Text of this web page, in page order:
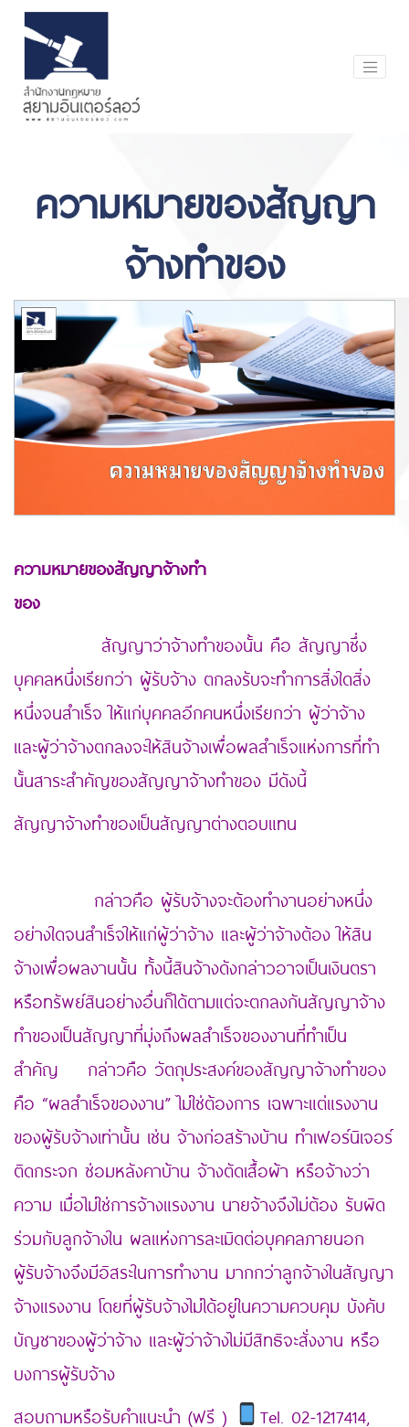
ความหมายของสัญญา
จ้างทำของ
ความหมายของสัญญาจ้างทำ
ของ
สัญญาว่าจ้างทำของนั้น คือ สัญญาซึ่ง
บุคคลหนึ่งเรียกว่า ผู้รับจ้าง ตกลงรับจะทำการสิ่งใดสิ่ง
หนึ่งจนสำเร็จ ให้แก่บุคคลอีกคนหนึ่งเรียกว่า ผู้ว่าจ้าง
และผู้ว่าจ้างตกลงจะให้สินจ้างเพื่อผลสำเร็จแห่งการที่ทำ
นั้นสาระสำคัญของสัญญาจ้างทำของ มีดังนี้
สัญญาจ้างทำของเป็นสัญญาต่างตอบแทน
กล่าวคือ ผู้รับจ้างจะต้องทำงานอย่างหนึ่ง
อย่างใดจนสำเร็จให้แก่ผู้ว่าจ้าง และผู้ว่าจ้างต้อง ให้สิน
จ้างเพื่อผลงานนั้น ทั้งนี้สินจ้างดังกล่าวอาจเป็นเงินตรา
หรือทรัพย์สินอย่างอื่นก็ได้ตามแต่จะตกลงกันสัญญาจ้าง
ทำของเป็นสัญญาที่มุ่งถึงผลสำเร็จของงานที่ทำเป็น
สำคัญ กล่าวคือ วัตถุประสงค์ของสัญญาจ้างทำของ
คือ “ผลสำเร็จของงาน” ไม่ใช่ต้องการ เฉพาะแต่แรงงาน
ของผู้รับจ้างเท่านั้น เช่น จ้างก่อสร้างบ้าน ทำเฟอร์นิเจอร์
ติดกระจก ซ่อมหลังคาบ้าน จ้างตัดเสื้อผ้า หรือจ้างว่า
ความ เมื่อไม่ใช่การจ้างแรงงาน นายจ้างจึงไม่ต้อง รับผิด
ร่วมกับลูกจ้างใน ผลแห่งการละเมิดต่อบุคคลภายนอก
ผู้รับจ้างจึงมีอิสระในการทำงาน มากกว่าลูกจ้างในสัญญา
จ้างแรงงาน โดยที่ผู้รับจ้างไม่ได้อยู่ในความควบคุม บังคับ
บัญชาของผู้ว่าจ้าง และผู้ว่าจ้างไม่มีสิทธิจะสั่งงาน หรือ
บงการผู้รับจ้าง
สอบถามหรือรับคำแนะนำ (ฟรี )
Tel. 02-1217414,